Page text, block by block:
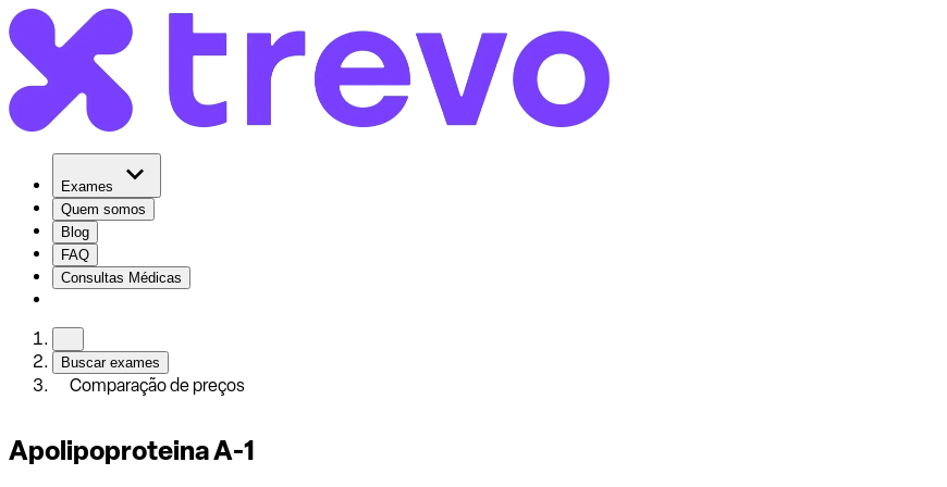
Exames
Quem somos
Blog
FAQ
Consultas Médicas
Buscar exames
Comparação de preços
Apolipoproteina A-1